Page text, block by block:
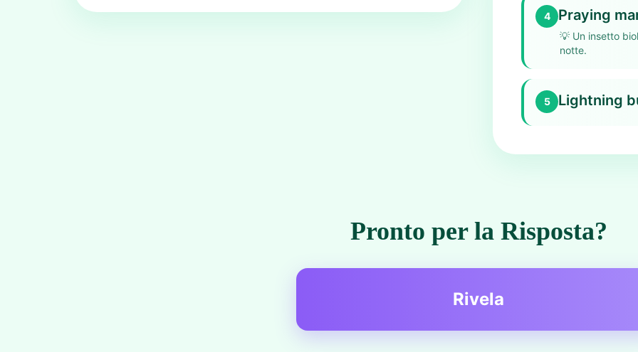
4 Praying
💡 Un insetto
notte.
5 Lightning
Pronto per la Risposta?
Rivela